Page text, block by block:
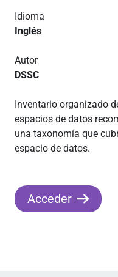
Idioma
Inglés
Autor
DSSC
Inventario organizado
espacios de datos
una taxonomía que
espacio de datos.
Acceder